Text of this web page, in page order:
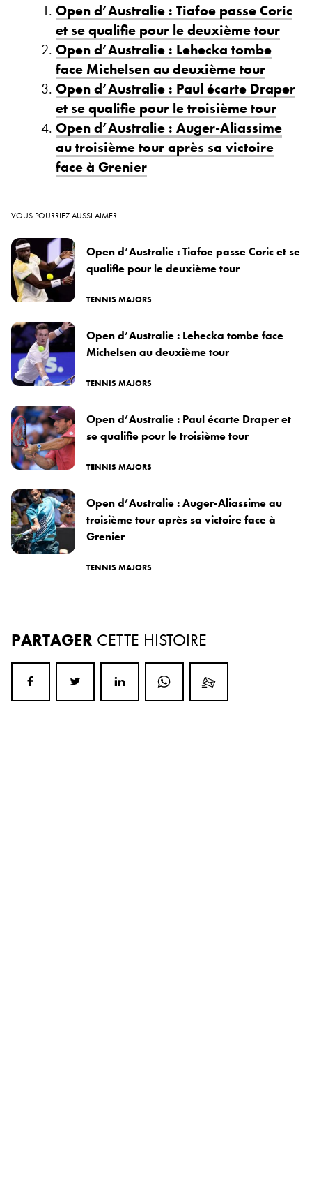
Open d’Australie : Tiafoe passe Coric
et se qualifie pour le deuxième tour
Open d’Australie : Lehecka tombe
face Michelsen au deuxième tour
Open d’Australie : Paul écarte Draper
et se qualifie pour le troisième tour
Open d’Australie : Auger-Aliassime
au troisième tour après sa victoire
face à Grenier
VOUS POURRIEZ AUSSI AIMER
Open d’Australie : Tiafoe passe Coric et se
qualifie pour le deuxième tour
TENNIS MAJORS
Open d’Australie : Lehecka tombe face
Michelsen au deuxième tour
TENNIS MAJORS
Open d’Australie : Paul écarte Draper et
se qualifie pour le troisième tour
TENNIS MAJORS
Open d’Australie : Auger-Aliassime au
troisième tour après sa victoire face à
Grenier
TENNIS MAJORS
PARTAGER CETTE HISTOIRE